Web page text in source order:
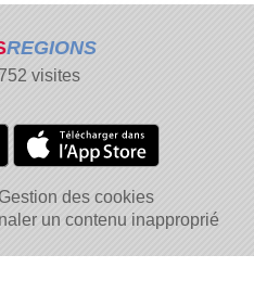
REGIONS
visites
Gestion des cookies
un contenu inapproprié